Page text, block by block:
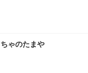
ゃのたまや